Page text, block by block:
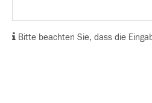
Bitte beachten Sie, dass die